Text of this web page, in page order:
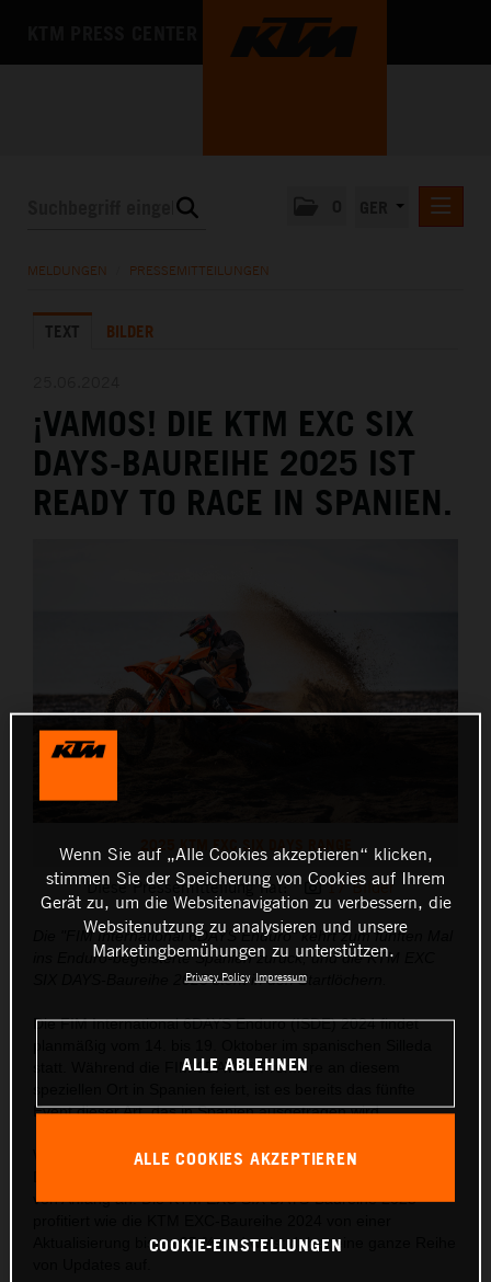
MEDIA
MELDUNGEN PRESSEMITTEILUNGEN
TEXT BILDER
¡VAMOS! DIE KTM EXC SIX
DAYS-BAUREIHE 2025 IST
READY TO RACE IN SPANIEN.
2025 KTM EXC SIX DAYS RANGE
Diese Pressemitteilung hat: 17 Bilder
Die "FIM International 6DAYS Enduro" kehrt zum fünften Mal
ins Enduro-begeisterte Spanien zurück, und die KTM EXC
SIX DAYS-Baureihe 2025 steht in den Startlöchern.
Die FIM International 6DAYS Enduro (ISDE) 2024 findet
statt. Während die FIM 6DAYS® Premiere an diesem
Event dieser Art, das in Spanien ausgetragen wird.
Wie die FIM 6DAYS®, so verspricht auch die KTM EXC SIX
von Anfang an. Die KTM EXC SIX DAYS-Baureihe 2025
Aktualisierung bis zu 95 % und weist daher eine ganze Reihe
Wenn Sie auf „Alle Cookies akzeptieren“ klicken,
stimmen Sie der Speicherung von Cookies auf Ihrem
Gerät zu, um die Websitenavigation zu verbessern, die
Websitenutzung zu analysieren und unsere
Marketingbemühungen zu unterstützen.
Privacy Policy Impressum
ALLE ABLEHNEN
ALLE COOKIES AKZEPTIEREN
COOKIE-EINSTELLUNGEN